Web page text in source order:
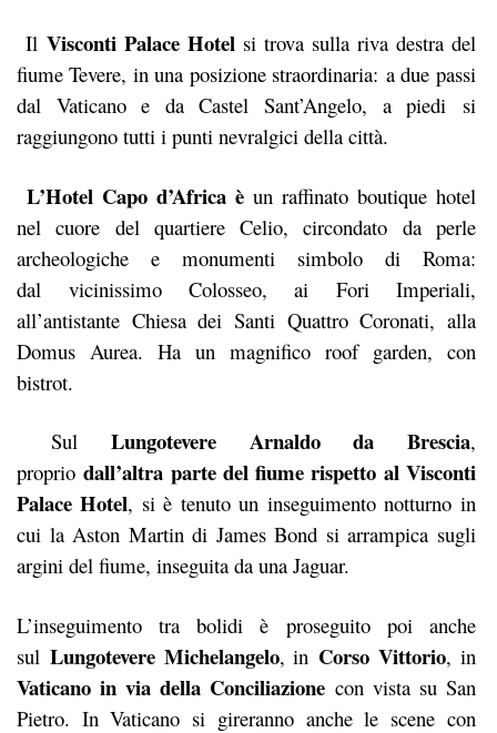
Il Visconti Palace Hotel si trova sulla riva destra del
fiume Tevere, in una posizione straordinaria: a due passi
dal Vaticano e da Castel Sant’Angelo, a piedi si
raggiungono tutti i punti nevralgici della città.
L’Hotel Capo d’Africa è un raffinato boutique hotel
nel cuore del quartiere Celio, circondato da perle
archeologiche e monumenti simbolo di Roma:
dal vicinissimo Colosseo, ai Fori Imperiali,
all’antistante Chiesa dei Santi Quattro Coronati, alla
Domus Aurea. Ha un magnifico roof garden, con
bistrot.
SulLungotevere Arnaldo da Brescia,
propriodall’altra parte del fiume rispetto al Visconti
Palace Hotel, si è tenuto un inseguimento notturno in
cui la Aston Martin di James Bond si arrampica sugli
argini del fiume, inseguita da una Jaguar.
L’inseguimento tra bolidi è proseguito poi anche
sul Lungotevere Michelangelo, in Corso Vittorio, in
Vaticano in via della Conciliazionecon vista su San
Pietro. In Vaticano si gireranno anche le scene con